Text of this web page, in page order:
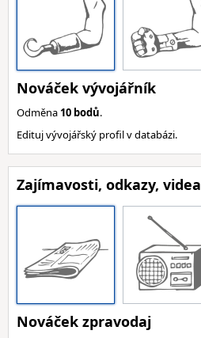
Nováček vývojářník
Odměna 10 bodů.
Edituj vývojářský profil v databázi.
Zajímavosti, odkazy, videa
Nováček zpravodaj